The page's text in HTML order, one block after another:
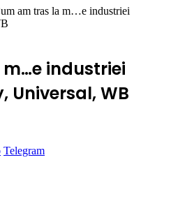
am tras la m…e industriei
industriei
Universal, WB
Telegram